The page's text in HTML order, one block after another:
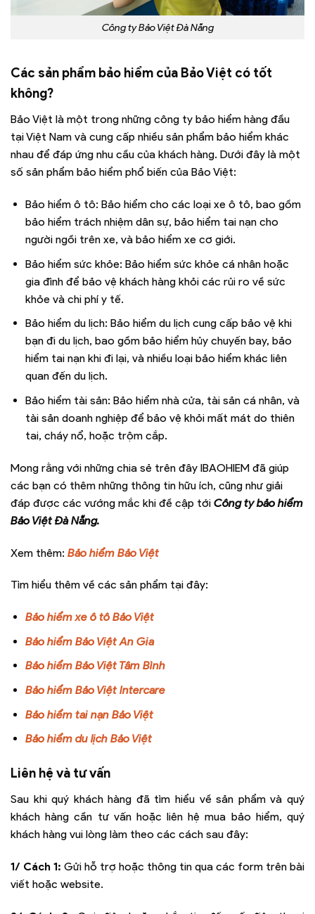
Công ty Bảo Việt Đà Nẵng
Các sản phẩm bảo hiểm của Bảo Việt có tốt
không?
Bảo Việt là một trong những công ty bảo hiểm hàng đầu
tại Việt Nam và cung cấp nhiều sản phẩm bảo hiểm khác
nhau để đáp ứng nhu cầu của khách hàng. Dưới đây là một
số sản phẩm bảo hiểm phổ biến của Bảo Việt:
Bảo hiểm ô tô: Bảo hiểm cho các loại xe ô tô, bao gồm
bảo hiểm trách nhiệm dân sự, bảo hiểm tai nạn cho
người ngồi trên xe, và bảo hiểm xe cơ giới.
Bảo hiểm sức khỏe: Bảo hiểm sức khỏe cá nhân hoặc
gia đình để bảo vệ khách hàng khỏi các rủi ro về sức
khỏe và chi phí y tế.
Bảo hiểm du lịch: Bảo hiểm du lịch cung cấp bảo vệ khi
bạn đi du lịch, bao gồm bảo hiểm hủy chuyến bay, bảo
hiểm tai nạn khi đi lại, và nhiều loại bảo hiểm khác liên
quan đến du lịch.
Bảo hiểm tài sản: Bảo hiểm nhà cửa, tài sản cá nhân, và
tài sản doanh nghiệp để bảo vệ khỏi mất mát do thiên
tai, cháy nổ, hoặc trộm cắp.
Mong rằng với những chia sẻ trên đây IBAOHIEM đã giúp
các bạn có thêm những thông tin hữu ích, cũng như giải
đáp được các vướng mắc khi đề cập tới Công ty bảo hiểm
Bảo Việt Đà Nẵng.
Xem thêm: Bảo hiểm Bảo Việt
Tìm hiểu thêm về các sản phẩm tại đây:
Bảo hiểm xe ô tô Bảo Việt
Bảo hiểm Bảo Việt An Gia
Bảo hiểm Bảo Việt Tâm Bình
Bảo hiểm Bảo Việt Intercare
Bảo hiểm tai nạn Bảo Việt
Bảo hiểm du lịch Bảo Việt
Liên hệ và tư vấn
Sau khi quý khách hàng đã tìm hiểu về sản phẩm và quý
khách hàng cần tư vấn hoặc liên hệ mua bảo hiểm, quý
khách hàng vui lòng làm theo các cách sau đây:
1/ Cách 1: Gửi hỗ trợ hoặc thông tin qua các form trên bài
viết hoặc website.